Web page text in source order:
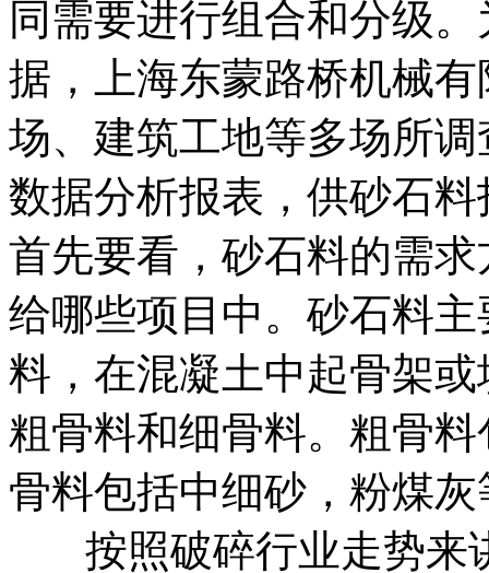
同需要进行组合和分级
据，上海东蒙路桥机械
场、建筑工地等多场所
数据分析报表，供砂石
首先要看，砂石料的需
给哪些项目中。砂石料
料，在混凝土中起骨架
粗骨料和细骨料。粗骨
骨料包括中细砂，粉煤灰
按照破碎行业走势来